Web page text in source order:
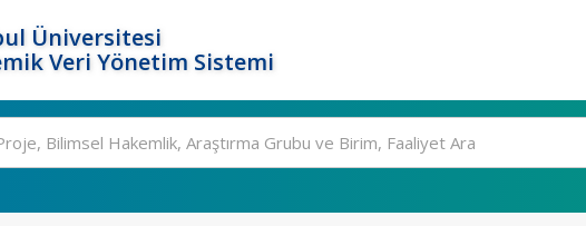
Üniversitesi
Veri Yönetim Sistemi